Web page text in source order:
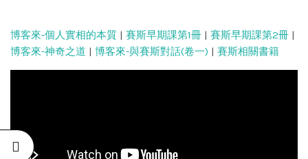
博客來-個人實相的本質 | 賽斯早期課第1冊 | 賽斯早期課第2冊 |
博客來-神奇之道 | 博客來-與賽斯對話(卷一) | 賽斯相關書籍